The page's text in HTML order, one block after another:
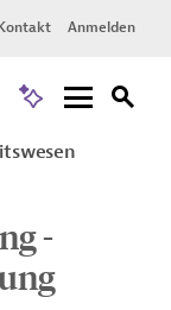
Anmelden
-